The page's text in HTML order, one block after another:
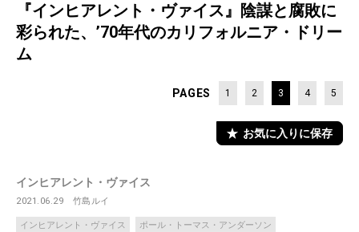
『インヒアレント・ヴァイス』陰謀と腐敗に
彩られた、’70年代のカリフォルニア・ドリー
ム
PAGES 1 2 3 4 5
お気に入りに保存
インヒアレント・ヴァイス
2021.06.29 竹島ルイ
インヒアレント・ヴァイス
ポール・トーマス・アンダーソン